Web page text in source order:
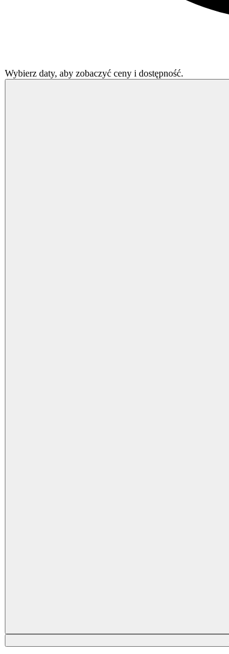
Wybierz daty, aby zobaczyć ceny i dostępność.